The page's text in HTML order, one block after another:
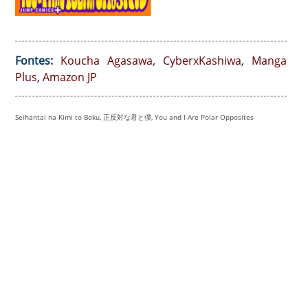
Fontes: Koucha Agasawa, CyberxKashiwa, Manga
Plus,Amazon JP
Seihantai na Kimi to Boku, 正反対な君と僕, You and I Are Polar Opposites